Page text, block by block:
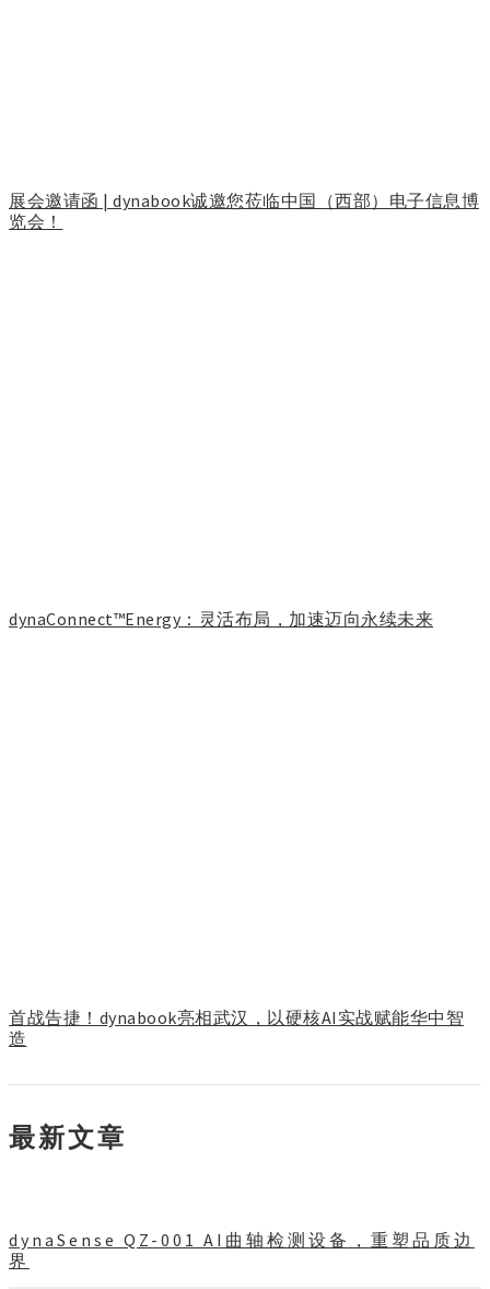
展会邀请函 | dynabook诚邀您莅临中国（西部）电子信息博
览会！
dynaConnect™Energy：灵活布局，加速迈向永续未来
首战告捷！dynabook亮相武汉，以硬核AI实战赋能华中智
造
最新文章
dynaSense QZ-001 AI曲轴检测设备，重塑品质边
界